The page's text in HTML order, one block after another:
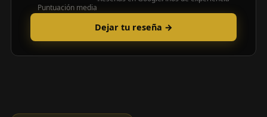
Puntuación media
Dejar tu reseña →